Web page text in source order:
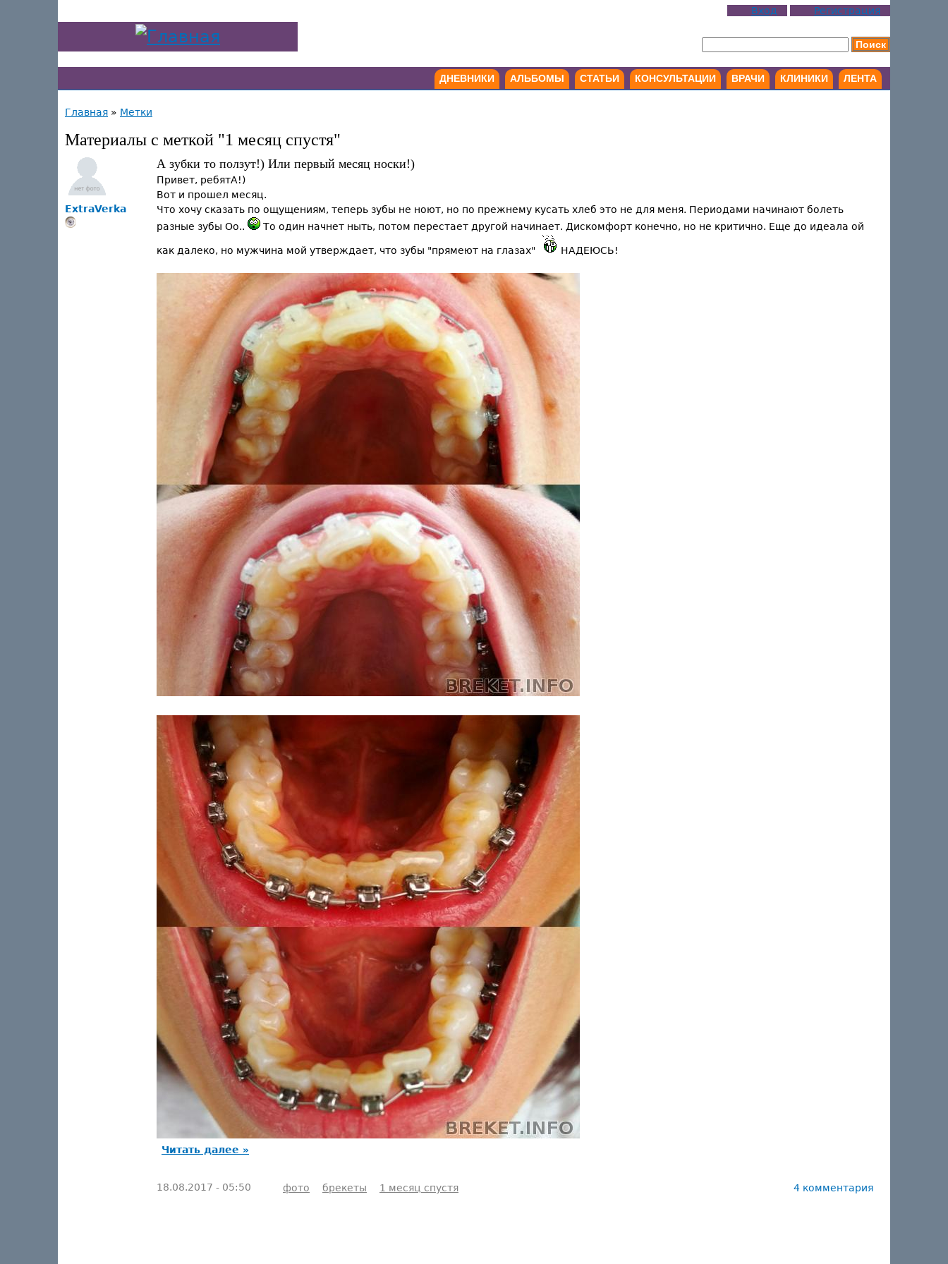
Вход Регистрация
ДНЕВНИКИ АЛЬБОМЫ СТАТЬИ КОНСУЛЬТАЦИИ ВРАЧИ КЛИНИКИ ЛЕНТА
Главная » Метки
Материалы с меткой "1 месяц спустя"
ExtraVerka
А зубки то ползут!) Или первый месяц носки!)
Привет, ребятА!)
Вот и прошел месяц.
Что хочу сказать по ощущениям, теперь зубы не ноют, но по прежнему кусать хлеб это не для меня. Периодами начинают болеть
разные зубы Оо..
То один начнет ныть, потом перестает другой начинает. Дискомфорт конечно, но не критично. Еще до идеала ой
как далеко, но мужчина мой утверждает, что зубы "прямеют на глазах" НАДЕЮСЬ!
Читать далее »
18.08.2017 - 05:50 фото брекеты 1 месяц спустя 4 комментария